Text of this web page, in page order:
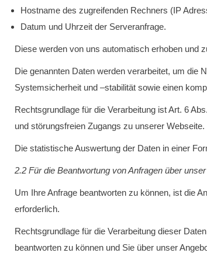
Hostname des zugreifenden Rechners (IP
Datum und Uhrzeit der Serveranfrage.
Diese werden von uns automatisch erhoben und
Die genannten Daten werden verarbeitet, um die
Systemsicherheit und –stabilität sowie einen
Rechtsgrundlage für die Verarbeitung ist Art. 6
und störungsfreien Zugangs zu unserer Webseite.
Die statistische Auswertung der Daten in einer
2.2 Für die Beantwortung von Anfragen über
Um Ihre Anfrage beantworten zu können, ist die
erforderlich.
Rechtsgrundlage für die Verarbeitung dieser
beantworten zu können und Sie über unser